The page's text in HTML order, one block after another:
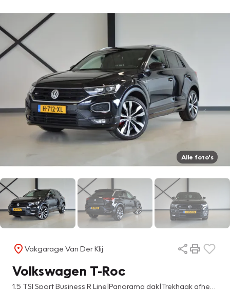
Alle foto's
Vakgarage Van Der Klij
Volkswagen T-Roc